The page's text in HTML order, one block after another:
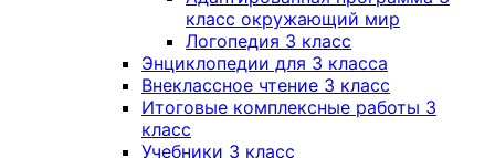
класс окружающий мир
Логопедия 3 класс
Энциклопедии для 3 класса
Внеклассное чтение 3 класс
Итоговые комплексные работы 3
класс
Учебники 3 класс